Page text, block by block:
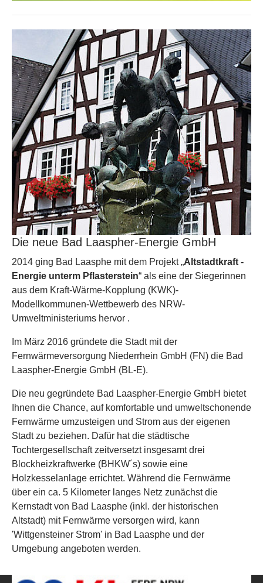
Die neue Bad Laaspher-Energie GmbH
2014 ging Bad Laasphe mit dem Projekt „Altstadtkraft -
Energie unterm Pflasterstein“ als eine der Siegerinnen
aus dem Kraft-Wärme-Kopplung (KWK)-
Modellkommunen-Wettbewerb des NRW-
Umweltministeriums hervor .
Im März 2016 gründete die Stadt mit der
Fernwärmeversorgung Niederrhein GmbH (FN) die Bad
Laaspher-Energie GmbH (BL-E).
Die neu gegründete Bad Laaspher-Energie GmbH bietet
Ihnen die Chance, auf komfortable und umweltschonende
Fernwärme umzusteigen und Strom aus der eigenen
Stadt zu beziehen. Dafür hat die städtische
Tochtergesellschaft zeitversetzt insgesamt drei
Blockheizkraftwerke (BHKW´s) sowie eine
Holzkesselanlage errichtet. Während die Fernwärme
über ein ca. 5 Kilometer langes Netz zunächst die
Kernstadt von Bad Laasphe (inkl. der historischen
Altstadt) mit Fernwärme versorgen wird, kann
'Wittgensteiner Strom' in Bad Laasphe und der
Umgebung angeboten werden.